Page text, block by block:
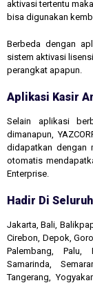
aktivasi tertentu
bisa digunakan
Berbeda dengan
sistem aktivasi
perangkat apapun.
Aplikasi Kasir
Selain aplikasi
dimanapun,
didapatkan dengan
otomatis
Enterprise.
Hadir Di
Jakarta, Bali,
Cirebon, Depok,
Palembang, Palu,
Samarinda,
Tangerang,